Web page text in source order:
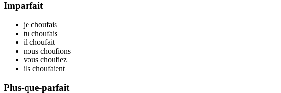
Imparfait
je choufais
tu choufais
il choufait
nous choufions
vous choufiez
ils choufaient
Plus-que-parfait